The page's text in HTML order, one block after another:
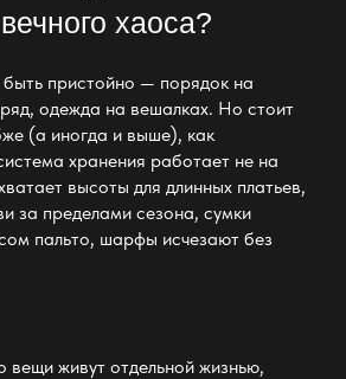
хаоса?
пристойно — порядокна
одежда на вешалках. Но стоит
(а иногда и выше), как
хранения работает не на
высоты для длинных платьев,
за пределами сезона, сумки
пальто, шарфы исчезают без
живут отдельной жизнью,